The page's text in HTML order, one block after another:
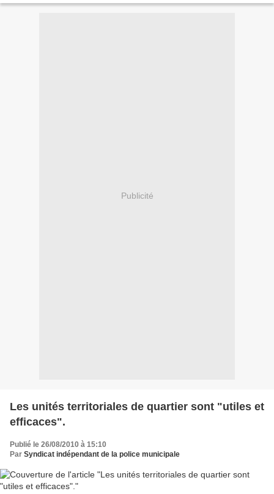
Publicité
Les unités territoriales de quartier sont "utiles et
efficaces".
Publié le 26/08/2010 à 15:10
Par Syndicat indépendant de la police municipale